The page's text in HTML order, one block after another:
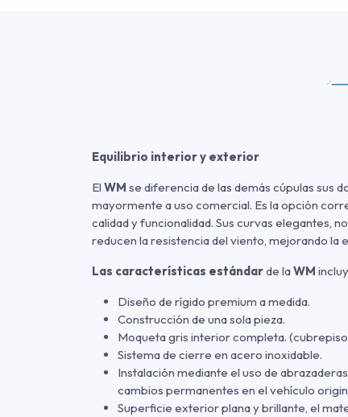
Equilibrio interior y exterior
El WM se diferencia de las demás cúpulas sus
mayormente a uso comercial. Es la opción
calidad y funcionalidad. Sus curvas elegantes,
reducen la resistencia del viento, mejorando la
Las características estándarde laWM
Diseño de rígido premium a medida.
Construcción de una sola pieza.
Moqueta gris interior completa.
Sistema de cierre en acero inoxidable.
Instalación mediante el uso de
cambios permanentes en el vehículo
Superficie exterior plana y brillante, el